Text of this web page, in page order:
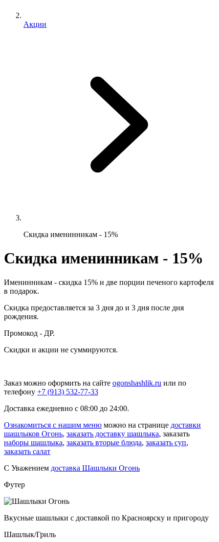
Акции
Скидка именинникам - 15%
Скидка именинникам - 15%
Именинникам - скидка 15% и две порции печеного картофеля
в подарок.
Скидка предоставляется за 3 дня до и 3 дня после дня
рождения.
Промокод - ДР.
Скидки и акции не суммируются.
Заказ можно оформить на сайте ogonshashlik.ru или по
телефону +7 (913) 532-77-33
Доставка ежедневно с 08:00 до 24:00.
Ознакомиться с нашим меню можно на странице доставки
шашлыков Огонь, заказать доставку шашлыка, заказать
наборы шашлыка, заказать вторые блюда, заказать суп,
заказать салат
С Уважением доставка Шашлыки Огонь
Футер
Вкусные шашлыки с доставкой по Красноярску и пригороду
Шашлык/Гриль